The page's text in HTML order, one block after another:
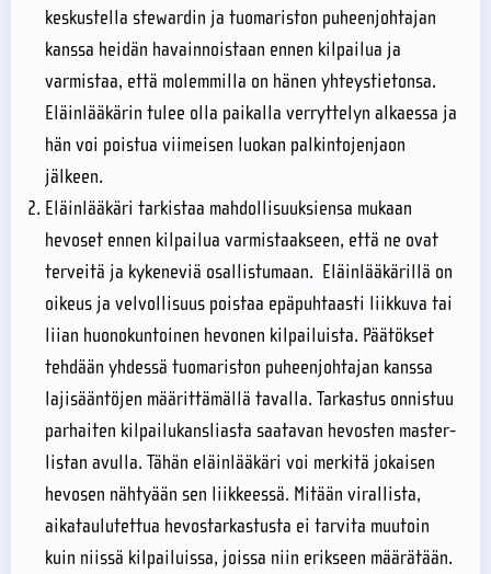
keskustella stewardin ja tuomariston puheenjohtajan
kanssa heidän havainnoistaan ennen kilpailua ja
varmistaa, että molemmilla on hänen yhteystietonsa.
Eläinlääkärin tulee olla paikalla verryttelyn alkaessa ja
hän voi poistua viimeisen luokan palkintojenjaon
jälkeen.
Eläinlääkäri tarkistaa mahdollisuuksiensa mukaan
hevoset ennen kilpailua varmistaakseen, että ne ovat
terveitä ja kykeneviä osallistumaan. Eläinlääkärillä on
oikeus ja velvollisuus poistaa epäpuhtaasti liikkuva tai
liian huonokuntoinen hevonen kilpailuista. Päätökset
tehdään yhdessä tuomariston puheenjohtajan kanssa
lajisääntöjen määrittämällä tavalla. Tarkastus onnistuu
parhaiten kilpailukansliasta saatavan hevosten master-
listan avulla. Tähän eläinlääkäri voi merkitä jokaisen
hevosen nähtyään sen liikkeessä. Mitään virallista,
aikataulutettua hevostarkastusta ei tarvita muutoin
kuin niissä kilpailuissa, joissa niin erikseen määrätään.